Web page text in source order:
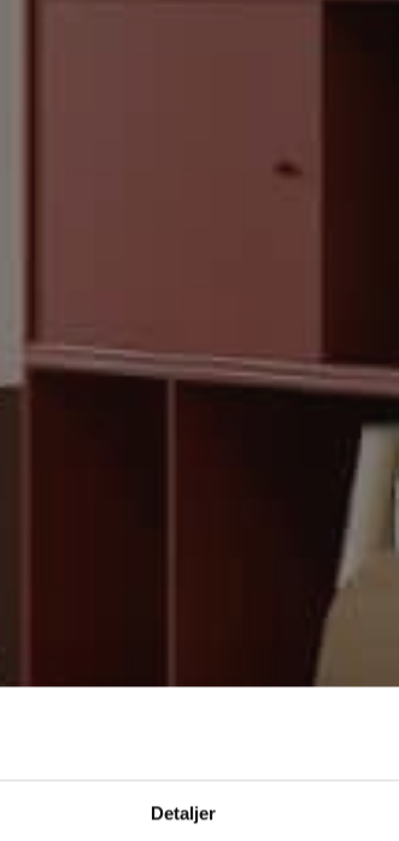
Detaljer
Vi
løsning